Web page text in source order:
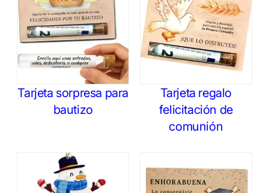
Tarjeta sorpresa para
bautizo
Tarjeta regalo
felicitación de
comunión